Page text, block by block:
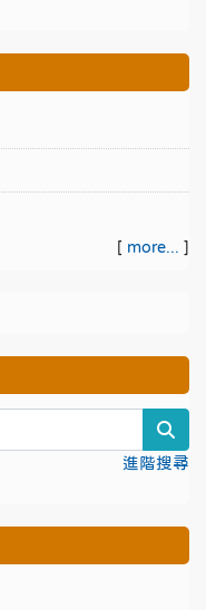
[ more... ]
進階搜尋